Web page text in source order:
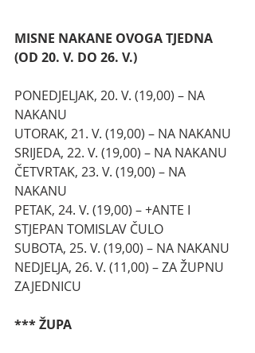
MISNE NAKANE OVOGA TJEDNA
(OD 20. V. DO 26. V.)
PONEDJELJAK, 20. V. (19,00) – NA
NAKANU
UTORAK, 21. V. (19,00) – NA NAKANU
SRIJEDA, 22. V. (19,00) – NA NAKANU
ČETVRTAK, 23. V. (19,00) – NA
NAKANU
PETAK, 24. V. (19,00) – +ANTE I
STJEPAN TOMISLAV ČULO
SUBOTA, 25. V. (19,00) – NA NAKANU
NEDJELJA, 26. V. (11,00) – ZA ŽUPNU
ZAJEDNICU
*** ŽUPA